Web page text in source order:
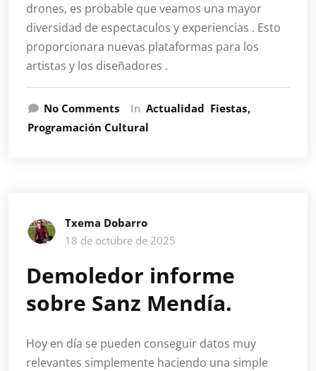
drones, es probable que veamos una mayor
diversidad de espectaculos y experiencias . Esto
proporcionara nuevas plataformas para los
artistas y los diseñadores .
No Comments In Actualidad Fiestas
Programación Cultural
Txema Dobarro
18 de octubre de 2025
Demoledor informe
sobre Sanz Mendía.
Hoy en día se pueden conseguir datos muy
relevantes simplemente haciendo una simple